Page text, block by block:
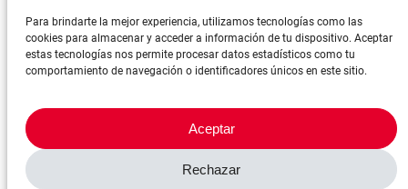
Para brindarte la mejor experiencia, utilizamos tecnologías como las
cookies para almacenar y acceder a información de tu dispositivo. Aceptar
estas tecnologías nos permite procesar datos estadísticos como tu
comportamiento de navegación o identificadores únicos en este sitio.
Aceptar
Rechazar
©FeSMCUGT 2024